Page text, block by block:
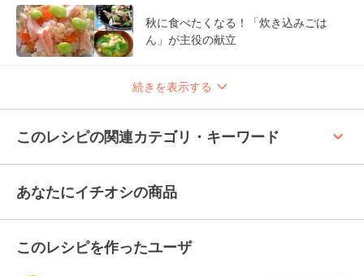
秋に食べたくなる！「炊き込みごは
ん」が主役の献立
続きを表示する
このレシピの関連カテゴリ・キーワード keyboard_arrow_up
あなたにイチオシの商品
このレシピを作ったユーザ